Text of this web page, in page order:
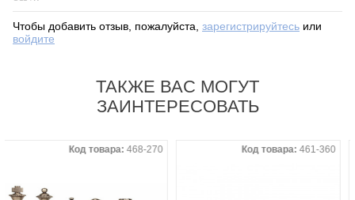
Чтобы добавить отзыв, пожалуйста, зарегистрируйтесь или
войдите
ТАКЖЕ ВАС МОГУТ
ЗАИНТЕРЕСОВАТЬ
Код товара:468-270 Код товара:461-360